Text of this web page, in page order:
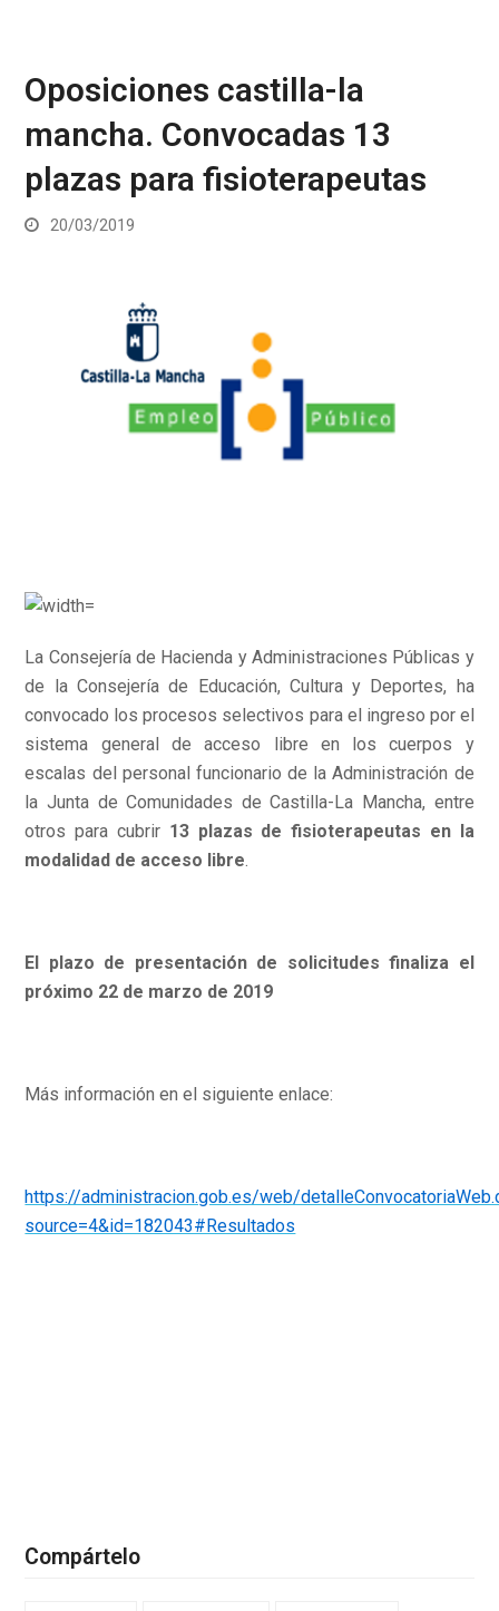
Oposiciones castilla-la
mancha. Convocadas 13
plazas para fisioterapeutas
20/03/2019
La Consejería de Hacienda y Administraciones Públicas y
de la Consejería de Educación, Cultura y Deportes, ha
convocado los procesos selectivos para el ingreso por el
sistema general de acceso libre en los cuerpos y
escalas del personal funcionario de la Administración de
la Junta de Comunidades de Castilla-La Mancha, entre
otros para cubrir 13 plazas de fisioterapeutas en la
modalidad de acceso libre.
El plazo de presentación de solicitudes finaliza el
próximo 22 de marzo de 2019
Más información en el siguiente enlace:
https://administracion.gob.es/web/
source=4&id=182043#Resultados
Compártelo